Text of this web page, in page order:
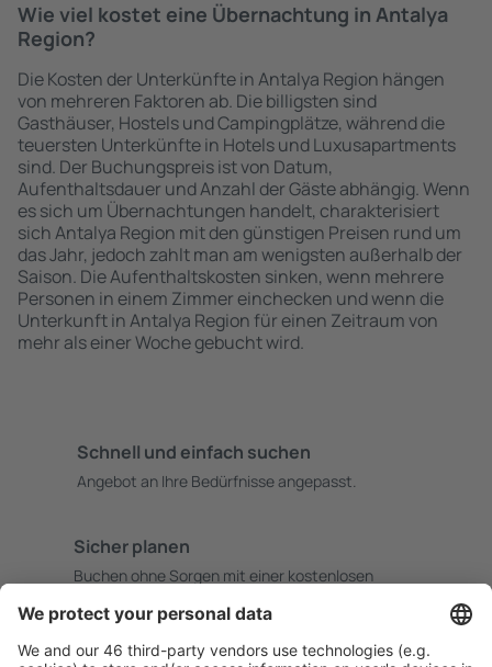
Wie viel kostet eine Übernachtung in Antalya
Region?
Die Kosten der Unterkünfte in Antalya Region hängen
von mehreren Faktoren ab. Die billigsten sind
Gasthäuser, Hostels und Campingplätze, während die
teuersten Unterkünfte in Hotels und Luxusapartments
sind. Der Buchungspreis ist von Datum,
Aufenthaltsdauer und Anzahl der Gäste abhängig. Wenn
es sich um Übernachtungen handelt, charakterisiert
sich Antalya Region mit den günstigen Preisen rund um
das Jahr, jedoch zahlt man am wenigsten außerhalb der
Saison. Die Aufenthaltskosten sinken, wenn mehrere
Personen in einem Zimmer einchecken und wenn die
Unterkunft in Antalya Region für einen Zeitraum von
mehr als einer Woche gebucht wird.
Schnell und einfach suchen
Angebot an Ihre Bedürfnisse angepasst.
Sicher planen
Buchen ohne Sorgen mit einer kostenlosen
Mehr sparen